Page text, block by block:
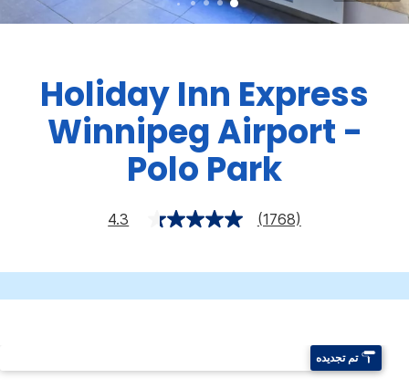
Holiday Inn Express
Winnipeg Airport -
Polo Park
4.3 (1768)
تم تجديده